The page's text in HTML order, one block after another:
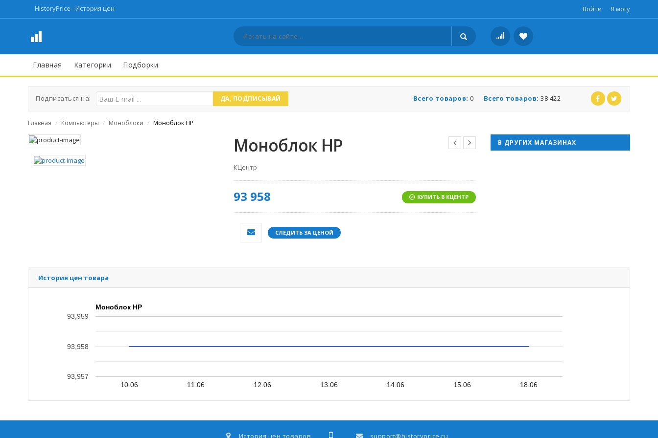
HistoryPrice - История цен Войти Я могу
Главная Категории Подборки
Подписаться на: ДА, ПОДПИСЫВАЙ Всего товаров: 38 422
Всего товаров: 0
Главная / Компьютеры / Моноблоки / Моноблок HP
Моноблок HP
КЦентр
93 958 КУПИТЬ В КЦЕНТР
СЛЕДИТЬ ЗА ЦЕНОЙ
В ДРУГИХ МАГАЗИНАХ
История цен товара
Моноблок HP
10.06 11.06 12.06 13.06 14.06 15.06 18.06
93,957
93,958
93,959
История цен товаров support@historyprice.ru